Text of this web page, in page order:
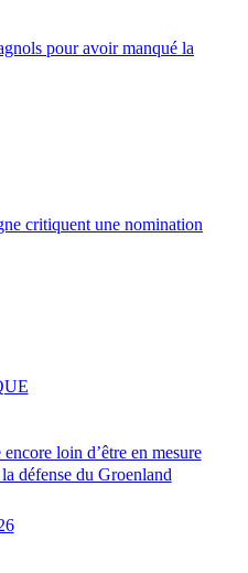
pour avoir manqué la
critiquent une nomination
encore loin d’être en mesure
la défense du Groenland